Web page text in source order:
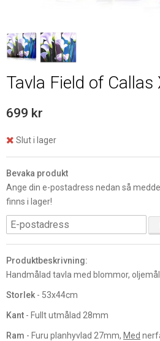
Tavla Field of Callas
699 kr
Slut i lager
Bevaka produkt
Ange din e-postadress nedan så
finns i lager!
Produktbeskrivning:
Handmålad tavla med blommor,
Storlek - 53x44cm
Kant - Fullt utmålad 28mm
Ram - Furu planhyvlad 27mm, Med